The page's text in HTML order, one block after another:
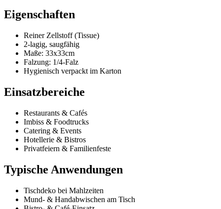
Eigenschaften
Reiner Zellstoff (Tissue)
2-lagig, saugfähig
Maße: 33x33cm
Falzung: 1/4-Falz
Hygienisch verpackt im Karton
Einsatzbereiche
Restaurants & Cafés
Imbiss & Foodtrucks
Catering & Events
Hotellerie & Bistros
Privatfeiern & Familienfeste
Typische Anwendungen
Tischdeko bei Mahlzeiten
Mund- & Handabwischen am Tisch